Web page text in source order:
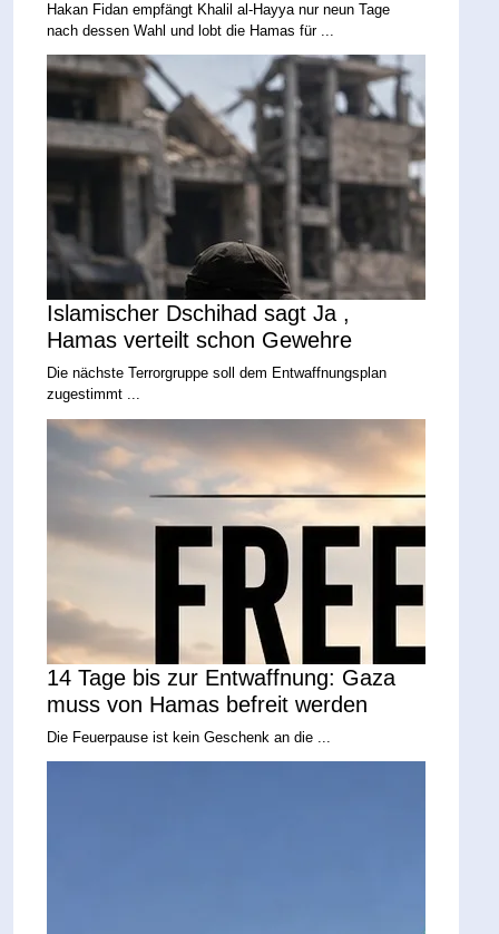
Hakan Fidan empfängt Khalil al-Hayya nur neun Tage
nach dessen Wahl und lobt die Hamas für ...
Islamischer Dschihad sagt Ja ,
Hamas verteilt schon Gewehre
Die nächste Terrorgruppe soll dem Entwaffnungsplan
zugestimmt ...
14 Tage bis zur Entwaffnung: Gaza
muss von Hamas befreit werden
Die Feuerpause ist kein Geschenk an die ...